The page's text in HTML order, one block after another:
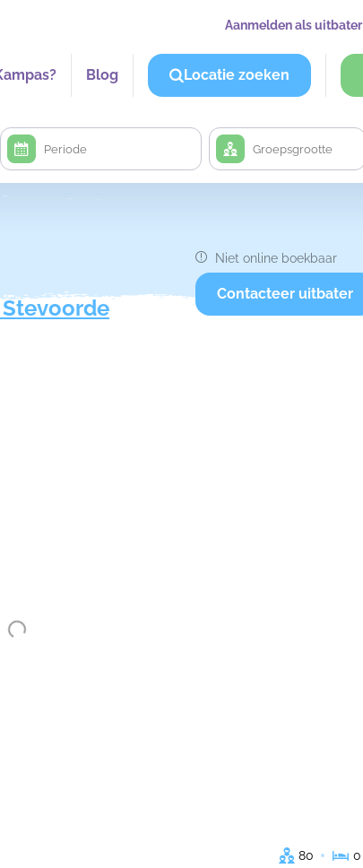
Aanmelden als uitbater
Blog Locatie zoeken
Niet online boekbaar
Contacteer uitbater
80 0